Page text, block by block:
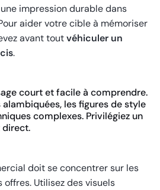
impression durable dans
aider votre cible à mémoriser
avant toutvéhiculer un
.
court et facile à comprendre.
alambiquées, les figures de style
complexes. Privilégiez un
direct.
doit se concentrer sur les
Utilisez des visuels